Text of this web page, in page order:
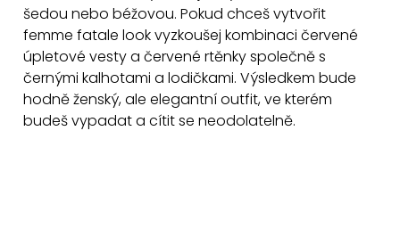
šedou nebo béžovou. Pokud chceš vytvořit
femme fatale look vyzkoušej kombinaci červené
úpletové vesty a červené rtěnky společně s
černými kalhotami a lodičkami. Výsledkem bude
hodně ženský, ale elegantní outfit, ve kterém
budeš vypadat a cítit se neodolatelně.